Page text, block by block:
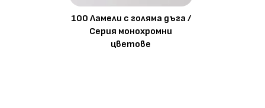
100 Ламели с голяма дъга /
Серия монохромни
цветове